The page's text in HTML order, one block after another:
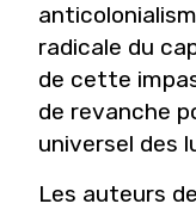
radicale du
de cette
de revanche
universel des
Les auteurs